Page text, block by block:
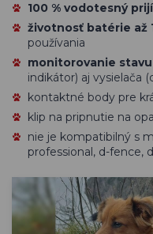
100 % vodotesný
životnosť batérie až
používania
monitorovanie
indikátor) aj vysielača
kontaktné body pre
klip na pripnutie na
nie je kompatibilný s
professional, d-fence,